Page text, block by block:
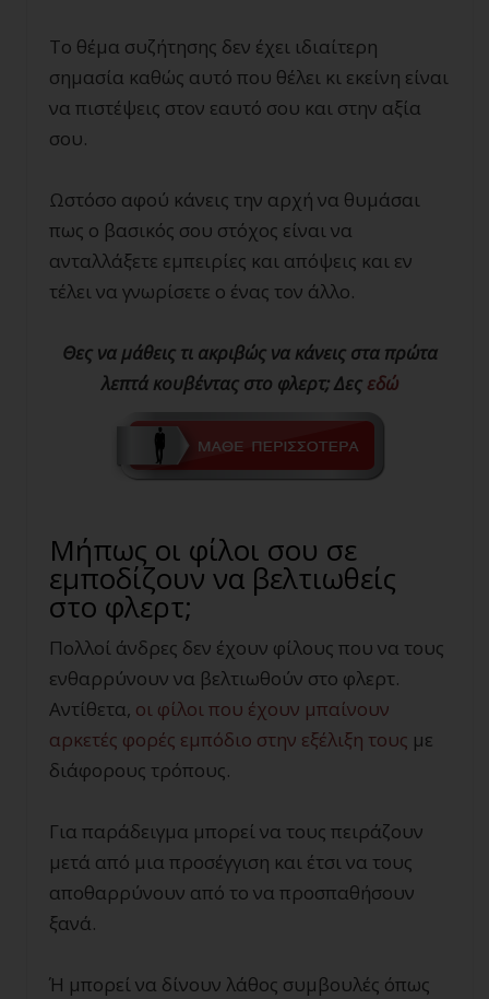
Το θέμα συζήτησης δεν έχει ιδιαίτερη
σημασία καθώς αυτό που θέλει κι εκείνη είναι
να πιστέψεις στον εαυτό σου και στην αξία
σου.
Ωστόσο αφού κάνεις την αρχή να θυμάσαι
πως ο βασικός σου στόχος είναι να
ανταλλάξετε εμπειρίες και απόψεις και εν
τέλει να γνωρίσετε ο ένας τον άλλο.
Θες να μάθεις τι ακριβώς να κάνεις στα πρώτα
λεπτά κουβέντας στο φλερτ; Δες εδώ
Μήπως οι φίλοι σου σε
εμποδίζουν να βελτιωθείς
στο φλερτ;
Πολλοί άνδρες δεν έχουν φίλους που να τους
ενθαρρύνουν να βελτιωθούν στο φλερτ.
Αντίθετα, οι φίλοι που έχουν μπαίνουν
αρκετές φορές εμπόδιο στην εξέλιξη τους με
διάφορους τρόπους.
Για παράδειγμα μπορεί να τους πειράζουν
μετά από μια προσέγγιση και έτσι να τους
αποθαρρύνουν από το να προσπαθήσουν
ξανά.
Ή μπορεί να δίνουν λάθος συμβουλές όπως